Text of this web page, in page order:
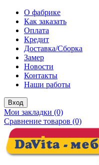
О фабрике
Как заказать
Оплата
Кредит
Доставка/Сборка
Замер
Новости
Контакты
Наши работы
Вход
Мои закладки (0)
Сравнение товаров (0)